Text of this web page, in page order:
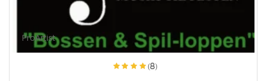
ProArtist
(8)